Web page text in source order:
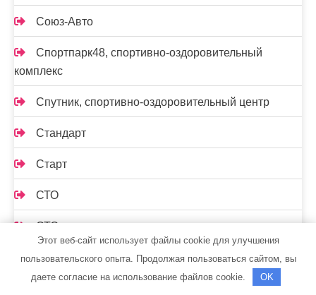
Союз-Авто
Спортпарк48, спортивно-оздоровительный
комплекс
Спутник, спортивно-оздоровительный центр
Стандарт
Старт
СТО
СТО
СТО 19
Этот веб-сайт использует файлы cookie для улучшения
пользовательского опыта. Продолжая пользоваться сайтом, вы
даете согласие на использование файлов cookie.
OK